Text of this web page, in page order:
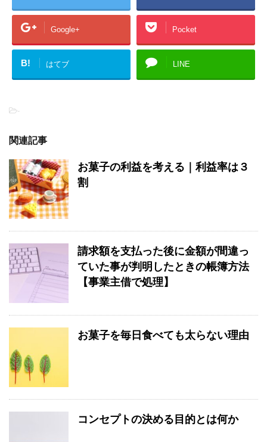
Google+ Pocket
B! はてブ LINE
-
関連記事
お菓子の利益を考える｜利益率は３
割
請求額を支払った後に金額が間違っ
ていた事が判明したときの帳簿方法
【事業主借で処理】
お菓子を毎日食べても太らない理由
コンセプトの決める目的とは何か